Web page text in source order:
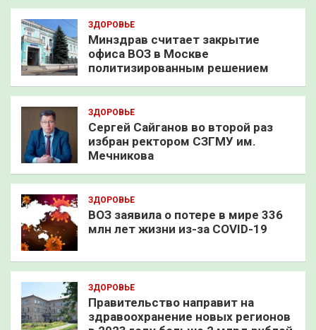
ЗДОРОВЬЕ
Минздрав считает закрытие
офиса ВОЗ в Москве
политизированным решением
ЗДОРОВЬЕ
Сергей Сайганов во второй раз
избран ректором СЗГМУ им.
Мечникова
ЗДОРОВЬЕ
ВОЗ заявила о потере в мире 336
млн лет жизни из-за COVID-19
ЗДОРОВЬЕ
Правительство направит на
здравоохранение новых регионов